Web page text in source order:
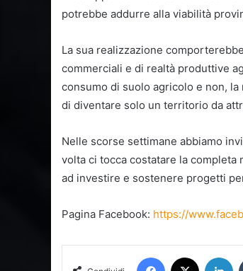
potrebbe addurre alla viabilità
La sua realizzazione
commerciali e di realtà produttive
consumo di suolo agricolo e non,
di diventare solo un territorio da
Nelle scorse settimane abbiamo
volta ci tocca costatare la completa
ad investire e sostenere progetti
Pagina Facebook: https://
Facebook